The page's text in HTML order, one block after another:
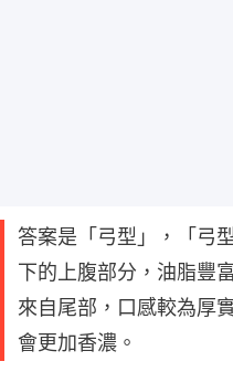
答案是「弓型」，「弓
下的上腹部分，油脂豐
來自尾部，口感較為厚
會更加香濃。